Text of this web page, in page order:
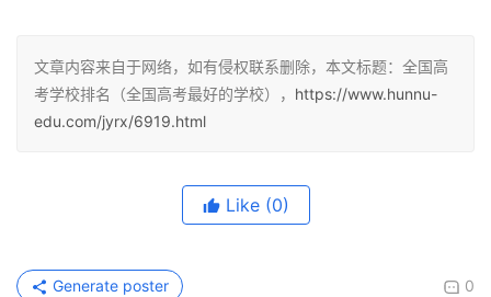
文章内容来自于网络，如有侵权联系删除，本文标题：全国高
考学校排名（全国高考最好的学校）， https://www.hunnu-
edu.com/jyrx/6919.html
Like (0)
0
Generate poster